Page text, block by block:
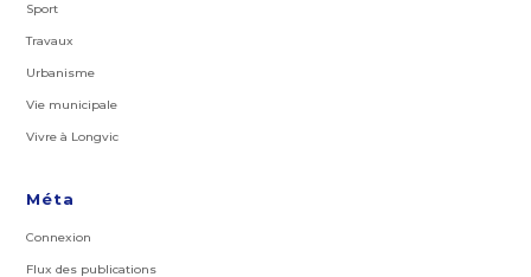
Sport
Travaux
Urbanisme
Vie municipale
Vivre à Longvic
Méta
Connexion
Flux des publications